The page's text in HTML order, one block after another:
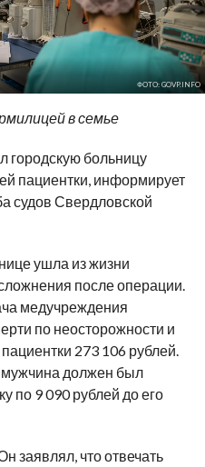
ФОТО: GOVP.INFO
в семье
городскую больницу
пациентки, информирует
судов Свердловской
ушла из жизни
после операции.
медучреждения
по неосторожности и
273 106 рублей.
мужчина должен был
по 9 090 рублей до его
заявлял, что отвечать